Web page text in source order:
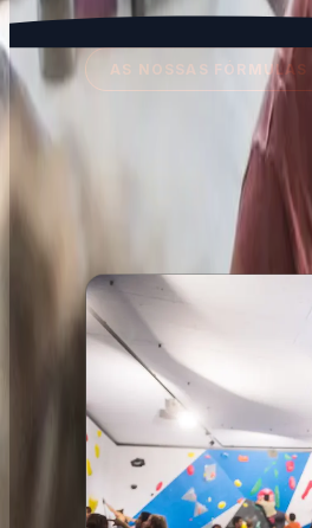
Avenue de l'Étang 67, 1219
adults 9
Versoix
Chemin de la Scie 2, 1290 Versoix
adults fitness
Vevey
Avenue Général-Guisan 60, 1800
adults escaladeyoga
AS NOSSAS FÓRMULAS
Três